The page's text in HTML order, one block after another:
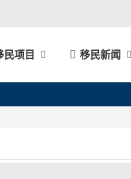
民项目 移民新闻